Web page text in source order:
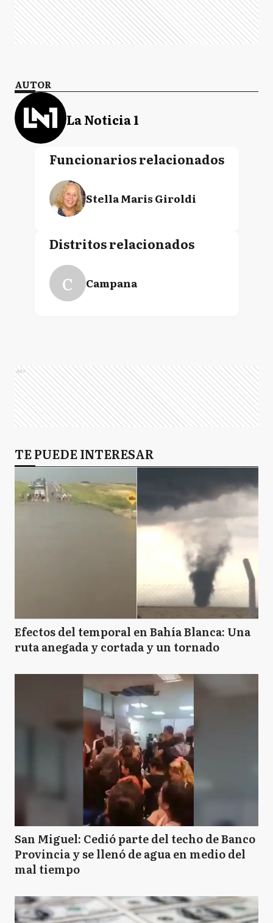
AUTOR
La Noticia 1
Funcionarios relacionados
Stella Maris Giroldi
Distritos relacionados
C Campana
Ads
TE PUEDE INTERESAR
Efectos del temporal en Bahía Blanca: Una
ruta anegada y cortada y un tornado
San Miguel: Cedió parte del techo de Banco
Provincia y se llenó de agua en medio del
mal tiempo